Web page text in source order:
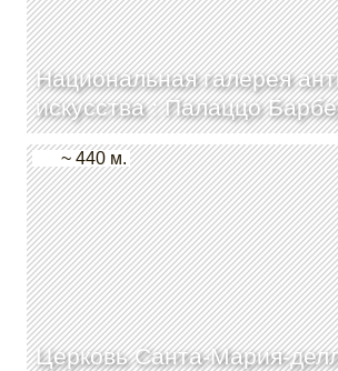
Национальная галерея
искусства : Палаццо
Церковь Санта-Мария-
~ 440 м.